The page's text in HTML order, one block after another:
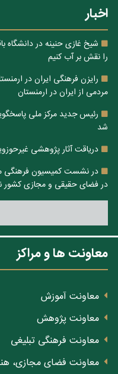
اخبار
شیخ غازی حنینه در دانشگاه
را نقش بر آب کنیم
مردمی از ایران در ارمنستان
رئیس جدید مرکز ملی
شد
دریاقت آثار پژوهشی
در نشست کمیسیون فرهنگی
در فضای حقیقی و مجازی کشور
معاونت ها و مراکز
معاونت آموزش
معاونت پژوهش
معاونت فرهنگی تبلیغی
معاونت فضای مجازی،